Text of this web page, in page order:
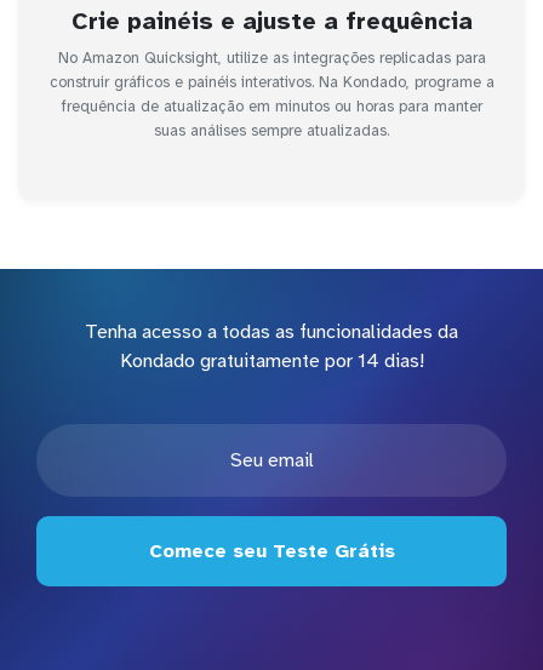
Crie painéis e ajuste a frequência
No Amazon Quicksight, utilize as integrações replicadas para
construir gráficos e painéis interativos. Na Kondado, programe a
frequência de atualização em minutos ou horas para manter
suas análises sempre atualizadas.
Tenha acesso a todas as funcionalidades da
Kondado gratuitamente por 14 dias!
Comece seu Teste Grátis